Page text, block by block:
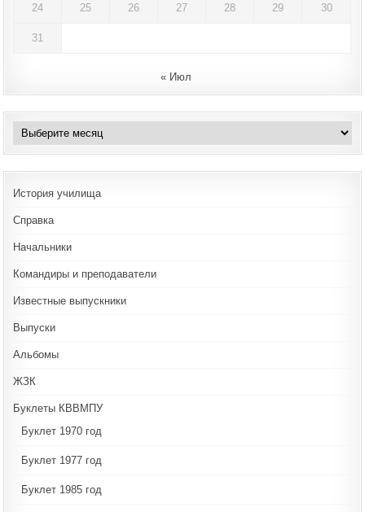
24 25 26 27 28 29 30
31
« Июл
Архивы
История училища
Справка
Начальники
Командиры и преподаватели
Известные выпускники
Выпуски
Альбомы
ЖЗК
Буклеты КВВМПУ
Буклет 1970 год
Буклет 1977 год
Буклет 1985 год